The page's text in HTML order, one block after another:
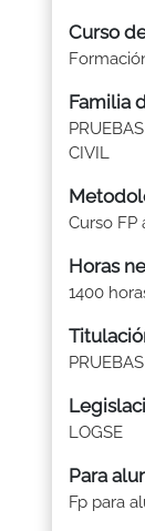
Curso
Familia
CIVIL
Curso FP
Horas
1400
LOGSE
Para
Fp para